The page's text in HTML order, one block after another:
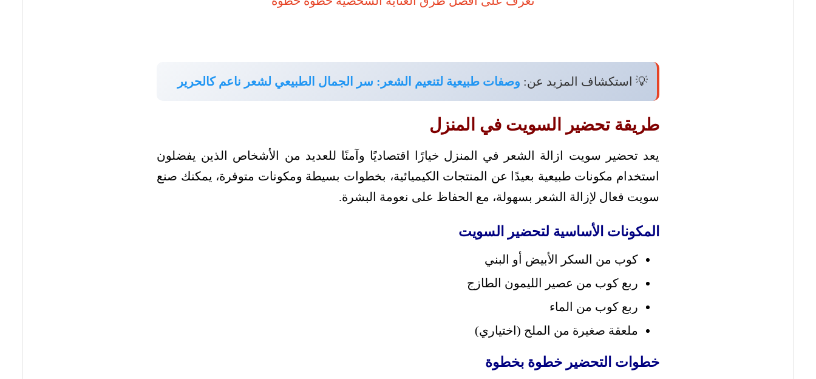
💡 استكشاف المزيد عن: وصفات طبيعية لتنعيم الشعر: سر الجمال الطبيعي لشعر ناعم كالحرير
طريقة تحضير السويت في المنزل
يعد تحضير سويت ازالة الشعر في المنزل خيارًا اقتصاديًا وآمنًا للعديد من الأشخاص الذين يفضلون
استخدام مكونات طبيعية بعيدًا عن المنتجات الكيميائية، بخطوات بسيطة ومكونات متوفرة، يمكنك صنع
سويت فعال لإزالة الشعر بسهولة، مع الحفاظ على نعومة البشرة.
المكونات الأساسية لتحضير السويت
كوب من السكر الأبيض أو البني
ربع كوب من عصير الليمون الطازج
ربع كوب من الماء
ملعقة صغيرة من الملح (اختياري)
خطوات التحضير خطوة بخطوة